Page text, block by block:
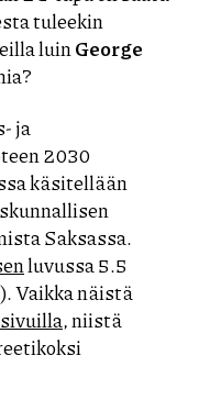
tuleekin
luinGeorge
ja
2030
käsitellään
Saksassa.
luvussa 5.5
Vaikka näistä
, niistä